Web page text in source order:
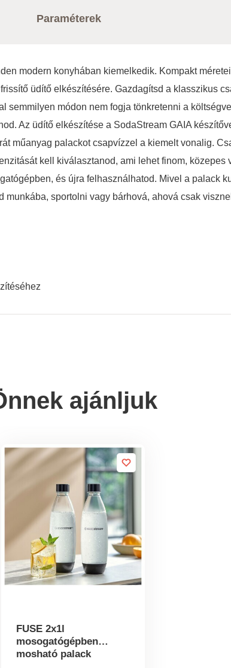
Paraméterek
modern konyhában kiemelkedik. Kompakt
üdítő elkészítésére. Gazdagítsd a klasszikus
módon nem fogja tönkretenni a
Az üdítő elkészítése a SodaStream GAIA
műanyag palackot csapvízzel a kiemelt vonalig.
kell kiválasztanod, ami lehet finom, közepes
és újra felhasználhatod. Mivel a palack
sportolni vagy bárhová, ahová csak
ajánljuk
FUSE 2x1l
mosogatógépben
mosható palack